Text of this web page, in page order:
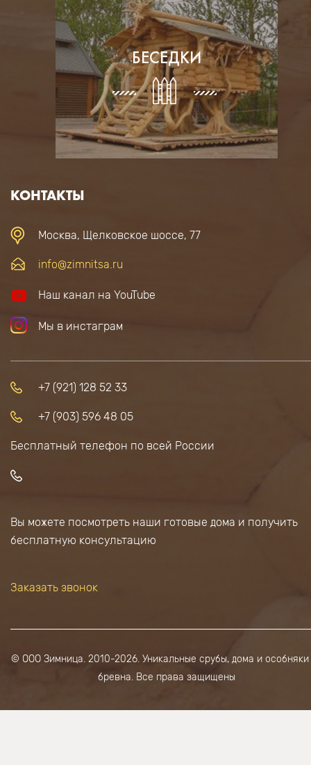
БЕСЕДКИ
КОНТАКТЫ
Москва, Щелковское шоссе, 77
info@zimnitsa.ru
Наш канал на YouTube
Мы в инстаграм
+7 (921) 128 52 33
+7 (903) 596 48 05
Бесплатный телефон по всей России
Вы можете посмотреть наши готовые дома и получить
бесплатную консультацию
Заказать звонок
© ООО Зимница. 2010-2026. Уникальные срубы, дома и особняки
бревна. Все права защищены